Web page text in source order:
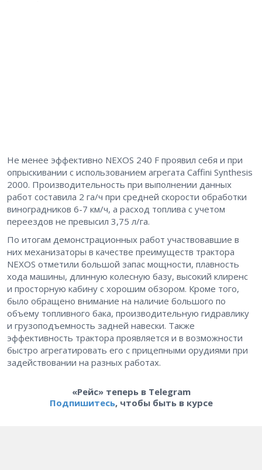
Не менее эффективно NEXOS 240 F проявил себя и при
опрыскивании с использованием агрегата Caffini Synthesis
2000. Производительность при выполнении данных
работ составила 2 га/ч при средней скорости обработки
виноградников 6-7 км/ч, а расход топлива с учетом
переездов не превысил 3,75 л/га.
По итогам демонстрационных работ участвовавшие в
них механизаторы в качестве преимуществ трактора
NEXOS отметили большой запас мощности, плавность
хода машины, длинную колесную базу, высокий клиренс
и просторную кабину с хорошим обзором. Кроме того,
было обращено внимание на наличие большого по
объему топливного бака, производительную гидравлику
и грузоподъемность задней навески. Также
эффективность трактора проявляется и в возможности
быстро агрегатировать его с прицепными орудиями при
задействовании на разных работах.
«Рейс» теперь в Telegram
Подпишитесь, чтобы быть в курсе